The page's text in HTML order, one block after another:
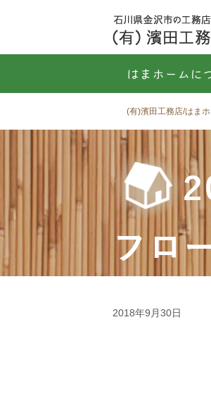
はまホームに
(有)濱田工務店/はま
フロ
2018年9月30日